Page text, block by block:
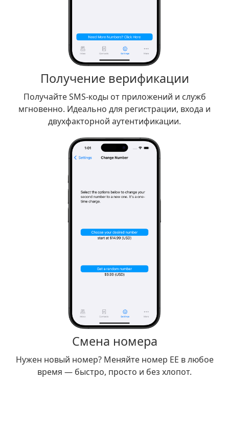
Получение верификации
Получайте SMS-коды от приложений и служб
мгновенно. Идеально для регистрации, входа и
двухфакторной аутентификации.
Смена номера
Нужен новый номер? Меняйте номер EE в любое
время — быстро, просто и без хлопот.